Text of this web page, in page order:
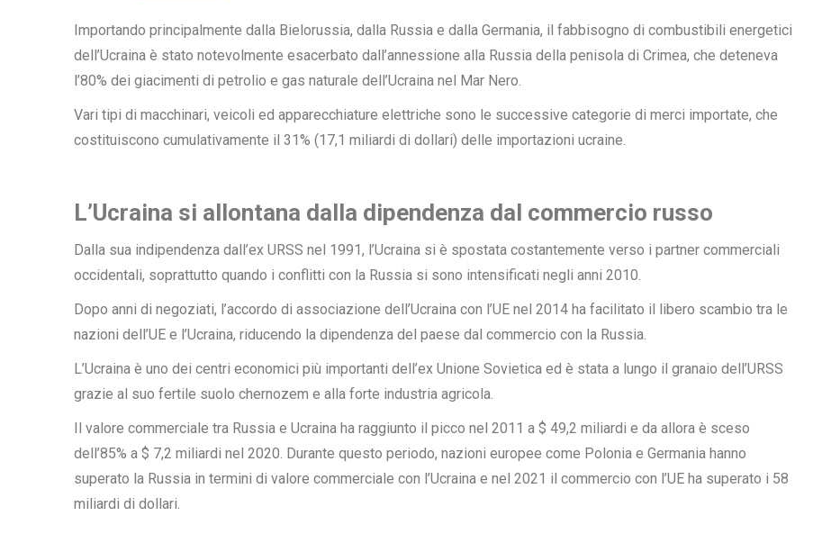
Importando principalmente dalla Bielorussia, dalla Russia e dalla Germania, il fabbisogno di combustibili energetici
dell’Ucraina è stato notevolmente esacerbato dall’annessione alla Russia della penisola di Crimea, che deteneva
l’80% dei giacimenti di petrolio e gas naturale dell’Ucraina nel Mar Nero.
Vari tipi di macchinari, veicoli ed apparecchiature elettriche sono le successive categorie di merci importate, che
costituiscono cumulativamente il 31% (17,1 miliardi di dollari) delle importazioni ucraine.
L’Ucraina si allontana dalla dipendenza dal commercio russo
Dalla sua indipendenza dall’ex URSS nel 1991, l’Ucraina si è spostata costantemente verso i partner commerciali
occidentali, soprattutto quando i conflitti con la Russia si sono intensificati negli anni 2010.
Dopo anni di negoziati, l’accordo di associazione dell’Ucraina con l’UE nel 2014 ha facilitato il libero scambio tra le
nazioni dell’UE e l’Ucraina, riducendo la dipendenza del paese dal commercio con la Russia.
L’Ucraina è uno dei centri economici più importanti dell’ex Unione Sovietica ed è stata a lungo il granaio dell’URSS
grazie al suo fertile suolo chernozem e alla forte industria agricola.
Il valore commerciale tra Russia e Ucraina ha raggiunto il picco nel 2011 a $ 49,2 miliardi e da allora è sceso
dell’85% a $ 7,2 miliardi nel 2020. Durante questo periodo, nazioni europee come Polonia e Germania hanno
superato la Russia in termini di valore commerciale con l’Ucraina e nel 2021 il commercio con l’UE ha superato i 58
miliardi di dollari.